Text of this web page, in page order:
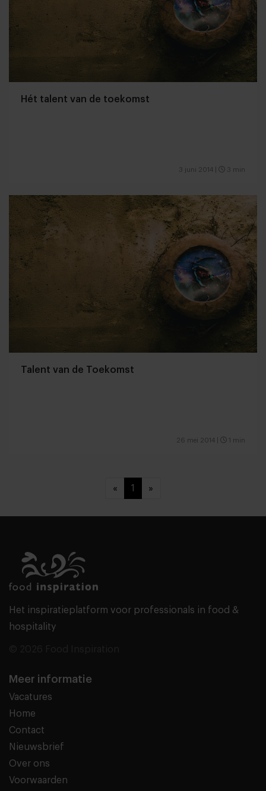
Hét talent van de toekomst
3 juni 2014 3 min
Talent van de Toekomst
26 mei 2014 1 min
« 1 »
Het inspiratieplatform voor professionals in food &
hospitality
Meer informatie
Vacatures
Home
Contact
Nieuwsbrief
Over ons
Voorwaarden